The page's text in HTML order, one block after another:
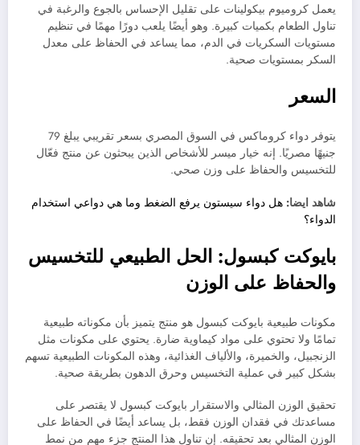
يعمل كروميوم بيكولينات على تقليل الإحساس بالجوع والرغبة في
تناول الطعام بكميات كبيرة. وهو أيضًا يلعب دورًا مهمًا في تنظيم
مستويات السكريات في الدم، مما يساعد في الحفاظ على معدل
السكر بمستويات صحية.
السعر
يتوفر دواء كروماكس في السوق المصري بسعر تقريبي يبلغ 79
جنيهًا مصريًا. إنه خيار ميسر للأشخاص الذين يبحثون عن منتج فعّال
للتخسيس والحفاظ على وزن صحي.
شاهد ايضا: هل دواء سيستون يرفع الضغط وما هي دواعي استخدام
الدواء؟
بايوكت كبسول: الحل الطبيعي للتخسيس
والحفاظ على الوزن
مكونات طبيعية بايوكت كبسول هو منتج يتميز بأن مكوناته طبيعية
تمامًا ولا تحتوي على مواد كيماوية ضارة. يحتوي على مكونات مثل
الزنجبيل، والخميرة، والألياف الغذائية، وهذه المكونات الطبيعية تسهم
بشكل كبير في عملية التخسيس وحرق الدهون بطريقة صحية.
تحقيق الوزن المثالي والاستقرار بايوكت كبسول لا يقتصر على
مساعدتك في فقدان الوزن فقط، بل يساعد أيضًا في الحفاظ على
الوزن المثالي بعد تحقيقه. إن تناول هذا المنتج جزء مهم من نمط